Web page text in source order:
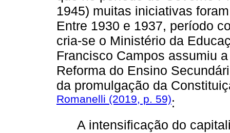
1945) muitas iniciativas
Entre 1930 e 1937, período
cria-se o Ministério da
Francisco Campos assumiu
Reforma do Ensino
da promulgação da
Romanelli (2019, p. 59):
A intensificação do